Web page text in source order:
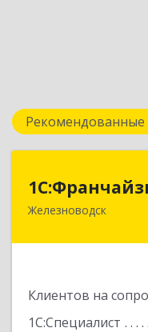
Железноводск
Клиентов на
1С:Специалист
357430,